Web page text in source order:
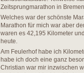
Zeitsprungmarathon in
Welches war der schönste
Marathon für mich war aber
waren es 42,195 Kilometer
heute.
Am Feulerhof habe ich
habe ich doch eine ganz
Christian war mir inzwischen